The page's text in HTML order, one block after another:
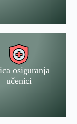
osiguranja
učenici